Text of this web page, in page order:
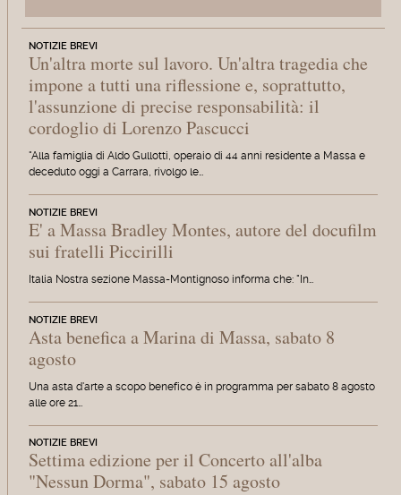
NOTIZIE BREVI
Un'altra morte sul lavoro. Un'altra tragedia che
impone a tutti una riflessione e, soprattutto,
l'assunzione di precise responsabilità: il
cordoglio di Lorenzo Pascucci
"Alla famiglia di Aldo Gullotti, operaio di 44 anni residente a Massa e
deceduto oggi a Carrara, rivolgo le…
NOTIZIE BREVI
E' a Massa Bradley Montes, autore del docufilm
sui fratelli Piccirilli
Italia Nostra sezione Massa-Montignoso informa che: "In…
NOTIZIE BREVI
Asta benefica a Marina di Massa, sabato 8
agosto
Una asta d'arte a scopo benefico è in programma per sabato 8 agosto
alle ore 21…
NOTIZIE BREVI
Settima edizione per il Concerto all'alba
"Nessun Dorma", sabato 15 agosto